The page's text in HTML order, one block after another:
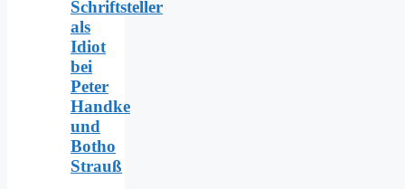
Schriftsteller
als
Idiot
bei
Peter
Handke
und
Botho
Strauß